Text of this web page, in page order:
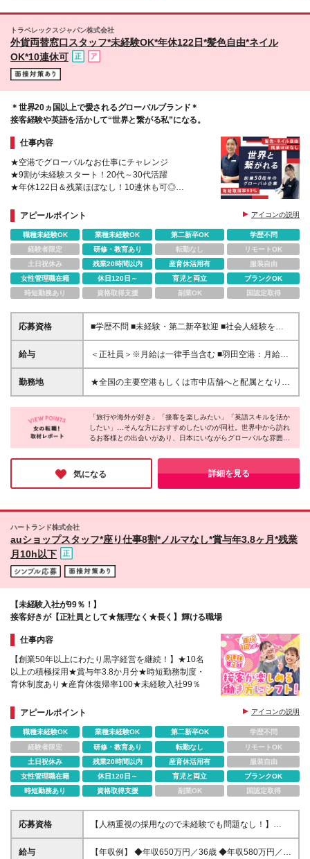
23万2,400円～37万1,300円 ※上記には15時間分のみ
なし残業手当：2万3,400円～3万7,300円を含んでい
ます。 ■その他：月給22万6,800円～36万5,800円 ※
定／給与に関するご相談に応じます。 ※試用期間中の
給与・福利厚生に差異なし
ービル3・6・7・8・9F ※就業場所の変更の範囲：会
社の定める場所
トラベレックスジャパン株式会社
外貨両替窓口スタッフ*未経験OK*年休122日*髪色自由*ネイル
OK*10連休可
＊世界20ヵ国以上で愛されるグローバルブランド＊
接客経験や英語を活かして“世界と繋がる私”になる。
仕事内容
★空港でグローバルなお仕事にチャレンジ
★9割が未経験スタート！20代～30代活躍
★年休122日＆残業ほぼなし！10連休も可◎
アピールポイント
アイコンの説明
職種未経験OK 業種未経験OK 第二新卒OK
学歴不問
経験者限定
研修・教育あり 転勤なし
リモートOK
土日祝休み
残業20時間以内 産育休活用有
服装自由
女性管理職在籍
休日120日～ 育児と両立
ブランクOK
時短勤務あり
資格取得支援 副業OK 国認定取得
応募資格
■学歴不問 ■未経験・第二新卒歓迎 ■社会人経験をお
持ちの方（年数不問） ★英語スキルに自信がなくて
もOK！ 趣味で勉強した韓国語や中国語等も活かせま
多くて自分の時間がなかった」 「接客は好きだけ
ど、休みが少なくて大変だった」 そんな理由で転職
ど自信はない」という方も大丈夫。 「私もそうだっ
たよ！」と自然にフォローし合う 温かい職場だか
ら、安心してスタートできますよ♪
給与
＜正社員＞※月給は一律手当含む ■羽田空港：月給28
万円～ ■関西空港：月給27万円～ ■中部国際空港・福
岡空港・岡山空港・那覇空港：月給26万円～ ■市中店
町シャレオ店：時給1,650円 【インセンティブあり】
※正社員・パートタイム共通 所定条件達成で月単位で
支給！ （初年度に毎月支給された場合の年額の目
入”に▼ 研修で知識が身につくと、お客様一人ひとり
に ぴったりの通貨や使い方をご提案できるように。
その提案がお客様の安心や「ありがとう」に繋がり、
22時以降のシフト勤務に対し） ▼嬉しい制度もご用
引がある福利厚生 □外貨両替優遇レート制度 …etc. ※
残業代は別途支給します ※試用期間あり（6ヶ月／期
務地もございます
勤務地
★全国の主要空港もしくは市中店舗へと配属となりま
す★ ＊東京／大阪／愛知／岡山／福岡／沖縄／神奈
川／埼玉／宮城／広島で募集 ＊U/Iターン歓迎！＊配
属は希望を考慮 ＊マイカー通勤OK（勤務地による）
【空港】（正社員） ■羽田空港内の店舗 ■関西空港内
の店舗 ■中部国際空港内の店舗 ■岡山空港内の店舗 ■
福岡空港内の店舗 ■那覇空港内の店舗 【市中店舗】
（正社員・パートタイム） ■東京都23区内の店舗 ■横
に限り、会社が認めたときはタクシー利用可能 ※受動
喫煙対策:屋内禁煙（一部テナント施設に喫煙室設置
クセス情報」よりご確認ください。
「旅行や海外が好き」「接客を楽しみたい」「英語スキルを活か
したい」…そんな方におすすめしたいのが同社。世界中から訪れ
るお客様との出会いがあり、日本にいながらグローバルな雰囲気
を感じられるのが最大の魅力です！
年間休日122日／基本定時退社／10日以上の長期休暇も取得可…
と、働きやすさが揃っていて、オフには海外旅行を楽しむ社員も
多いのだとか。髪色やネイルも自由で、自分らしく働けるのも嬉
しいポイントです♪
気になる 詳細を見る
ハートランド株式会社
auショップスタッフ*座り仕事8割*ノルマなし*賞与年3.8ヶ月*残業
月10h以下
【未経験入社が99％！】
接客好きが【正社員として★無理なく★長く】輝ける職場
仕事内容
【創業50年以上にわたり黒字経営を継続！】★10名
以上の積極採用★賞与年3.8か月分★時短勤務制度・
育休制度あり★産育休復帰率100★未経験入社99％
アピールポイント アイコンの説明
職種未経験OK 業種未経験OK 第二新卒OK
学歴不問
経験者限定
研修・教育あり 転勤なし
リモートOK
土日祝休み
残業20時間以内 産育休活用有
服装自由
女性管理職在籍
休日120日～ 育児と両立
ブランクOK
時短勤務あり
資格取得支援 副業OK 国認定取得
応募資格
【人柄重視の採用なので未経験でも問題なし！】
★U・Iターン歓迎 ★人柄重視の採用 ---------------- ■経
験不問 ■高卒以上 --------------- ◎アルバイト/フリータ
給与
【年収例】 ◆年収650万円／36歳 ◆年収580万円／